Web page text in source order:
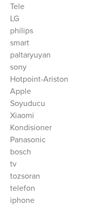
Tele
LG
philips
smart
paltaryuyan
sony
Hotpoint-Ariston
Apple
Soyuducu
Xiaomi
Kondisioner
Panasonic
bosch
tv
tozsoran
telefon
iphone